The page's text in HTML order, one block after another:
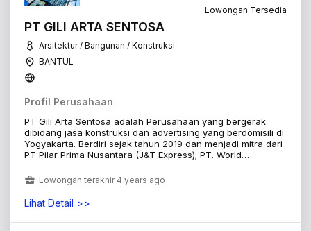
Lowongan Tersedia
PT GILI ARTA SENTOSA
Arsitektur / Bangunan / Konstruksi
BANTUL
-
Profil Perusahaan
PT Gili Arta Sentosa adalah Perusahaan yang bergerak
dibidang jasa konstruksi dan advertising yang berdomisili di
Yogyakarta. Berdiri sejak tahun 2019 dan menjadi mitra dari
PT Pilar Prima Nusantara (J&T Express); PT. World
Lowongan terakhir 4 years ago
Lihat Detail >>